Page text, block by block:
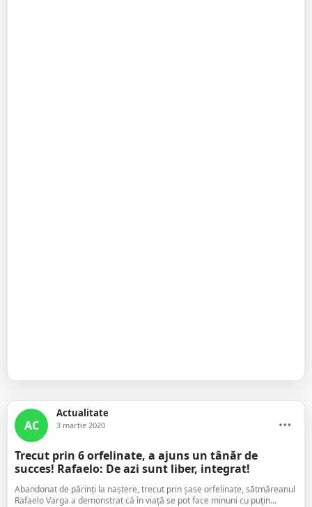
AC
Actualitate
3 martie 2020
Trecut prin 6 orfelinate, a ajuns un tânăr de
succes! Rafaelo: De azi sunt liber, integrat!
Abandonat de părinți la naștere, trecut prin șase orfelinate, sătmăreanul
Rafaelo Varga a demonstrat că în viață se pot face minuni cu puțin...